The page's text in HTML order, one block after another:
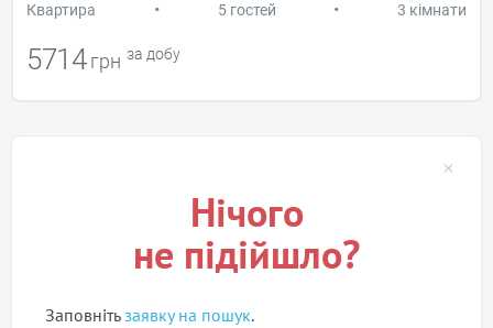
Квартира • 5 гостей • 3 кімнати
5714 грн за добу
Нічого
не підійшло?
Заповнітьзаявку на пошук.